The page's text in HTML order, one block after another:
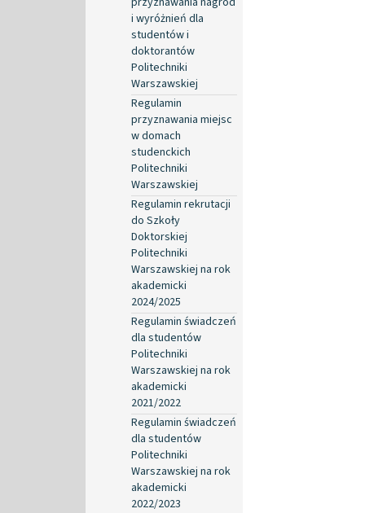
i wyróżnień dla
studentów i
doktorantów
Politechniki
Warszawskiej
Regulamin
przyznawania miejsc
w domach
studenckich
Politechniki
Warszawskiej
Regulamin rekrutacji
do Szkoły
Doktorskiej
Politechniki
Warszawskiej na rok
akademicki
2024/2025
Regulamin świadczeń
dla studentów
Politechniki
Warszawskiej na rok
akademicki
2021/2022
Regulamin świadczeń
dla studentów
Politechniki
Warszawskiej na rok
akademicki
2022/2023